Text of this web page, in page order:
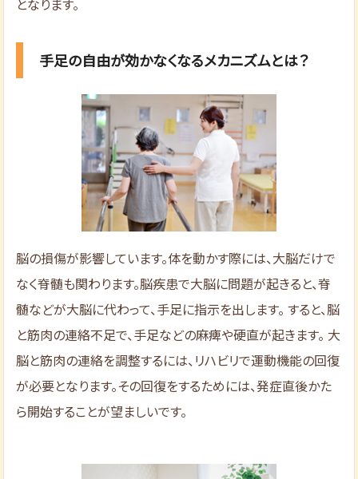
手足の自由が効かなくなるメカニズムとは？
脳の損傷が影響しています。体を動かす際には、大脳だけで
なく脊髄も関わります。脳疾患で大脳に問題が起きると、脊
髄などが大脳に代わって、手足に指示を出します。 すると、脳
と筋肉の連絡不足で、手足などの麻痺や硬直が起きます。 大
脳と筋肉の連絡を調整するには、リハビリで運動機能の回復
が必要となります。その回復をするためには、発症直後かた
ら開始することが望ましいです。